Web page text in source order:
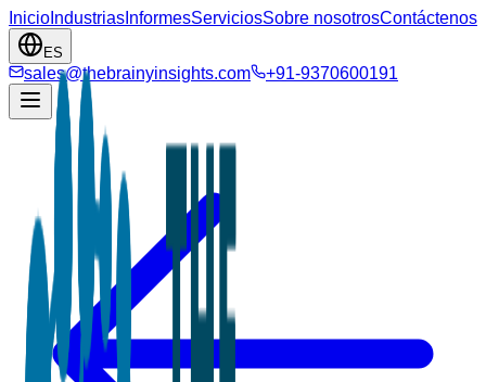
Inicio Industrias InformesServiciosSobre nosotrosContáctenos
ES
sales@thebrainyinsights.com +91-9370600191